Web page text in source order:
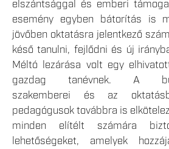
elszántsággal és emberi
esemény egyben bátorítás is
jövőben oktatásra jelentkező
késő tanulni, fejlődni és új
Méltó lezárása volt egy
gazdag tanévnek. A
szakemberei és az
pedagógusok továbbra is
minden elítélt számára
lehetőségeket, amelyek